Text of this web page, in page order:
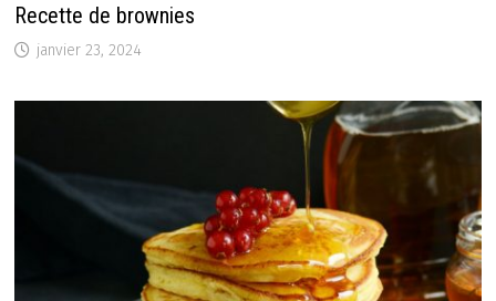
Recette de brownies
janvier 23, 2024